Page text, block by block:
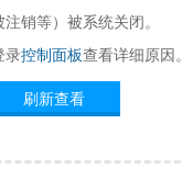
销等）被系统关闭。
录控制面板查看详细原因。
刷新查看